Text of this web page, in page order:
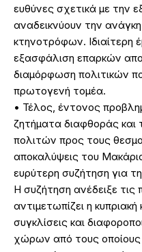
ευθύνες σχετικά με την
αναδεικνύουν την
κτηνοτρόφων. Ιδιαίτερη
εξασφάλιση επαρκών
διαμόρφωση πολιτικών
πρωτογενή τομέα.
• Τέλος, έντονος
ζητήματα διαφθοράς και
πολιτών προς τους
αποκαλύψεις του
ευρύτερη συζήτηση για
Η συζήτηση ανέδειξε
αντιμετωπίζει η
συγκλίσεις και
χώρων από τους οποίους